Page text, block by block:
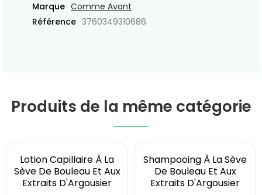
Marque Comme Avant
Référence 3760349310686
Produits de la même catégorie
Lotion Capillaire À La
Sève De Bouleau Et Aux
Extraits D'Argousier
Shampooing À La Sève
De Bouleau Et Aux
Extraits D'Argousier